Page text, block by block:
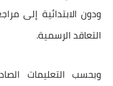
ودون الابتدائية إلى
التعاقد الرسمية.
وبحسب التعليمات